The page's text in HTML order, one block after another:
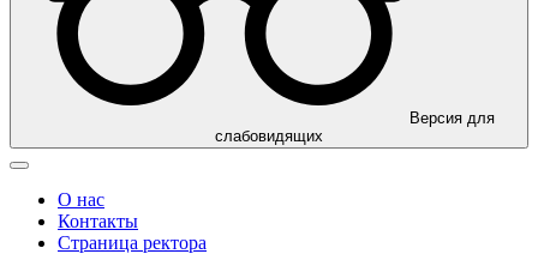
Версия для
слабовидящих
О нас
Контакты
Страница ректора